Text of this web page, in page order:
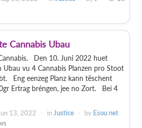
Cannabis Ubau
Den 10. Juni 2022 huet
Ubau vu 4 Cannabis Planzen pro Stoot
Eng eenzeg Planz kann tëschent
Ertrag bréngen, jee no Zort. Bei 4
13, 2022 inJustice by Esou net